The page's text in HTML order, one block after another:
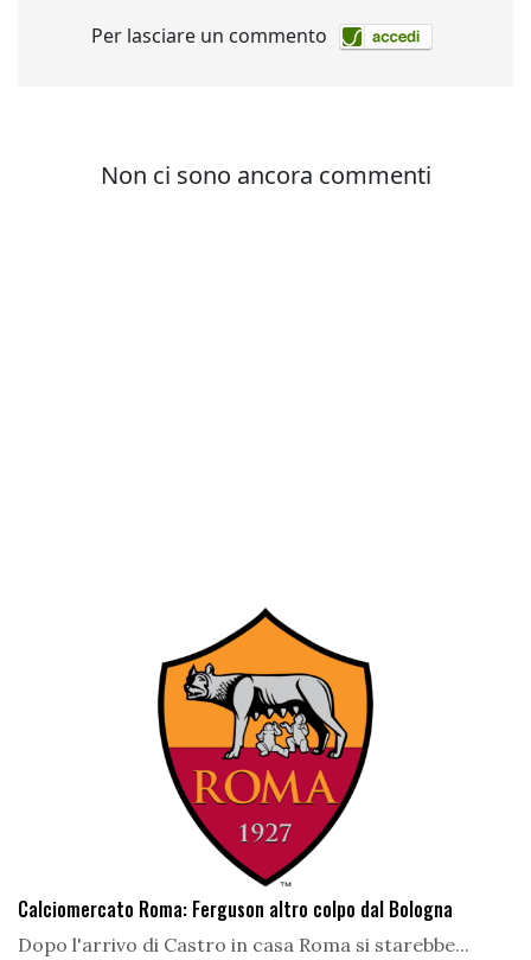
Calciomercato Roma: Ferguson altro colpo dal Bologna
Dopo l'arrivo di Castro in casa Roma si starebbe...